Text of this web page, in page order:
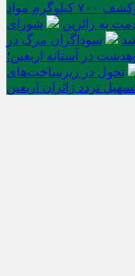
هلاکت چهار شرور مسلح وکشف ۷۰۰ کیلوگرم مواد
به زائرین
شورای
سوداگران مرگ در
در آستانه اربعین؛
تحول در زیرساخت‌های
تردد زائران اربعین